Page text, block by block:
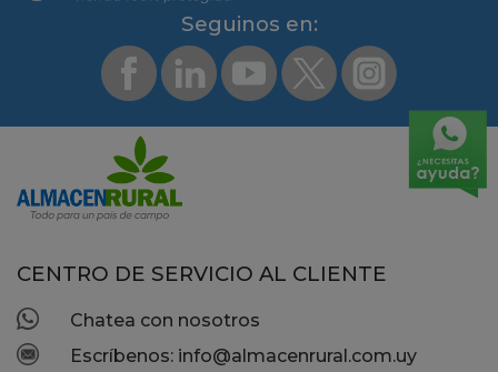
Segui­nos en:
CENTRO DE SERVICIO AL CLIENTE
Chatea con nosotros
Escríbenos: info@almacenrural.com.uy